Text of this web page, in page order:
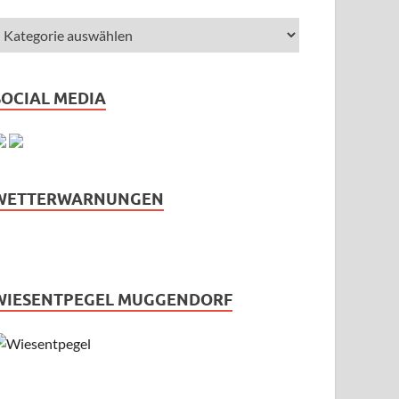
MEDIA
MUGGENDORF